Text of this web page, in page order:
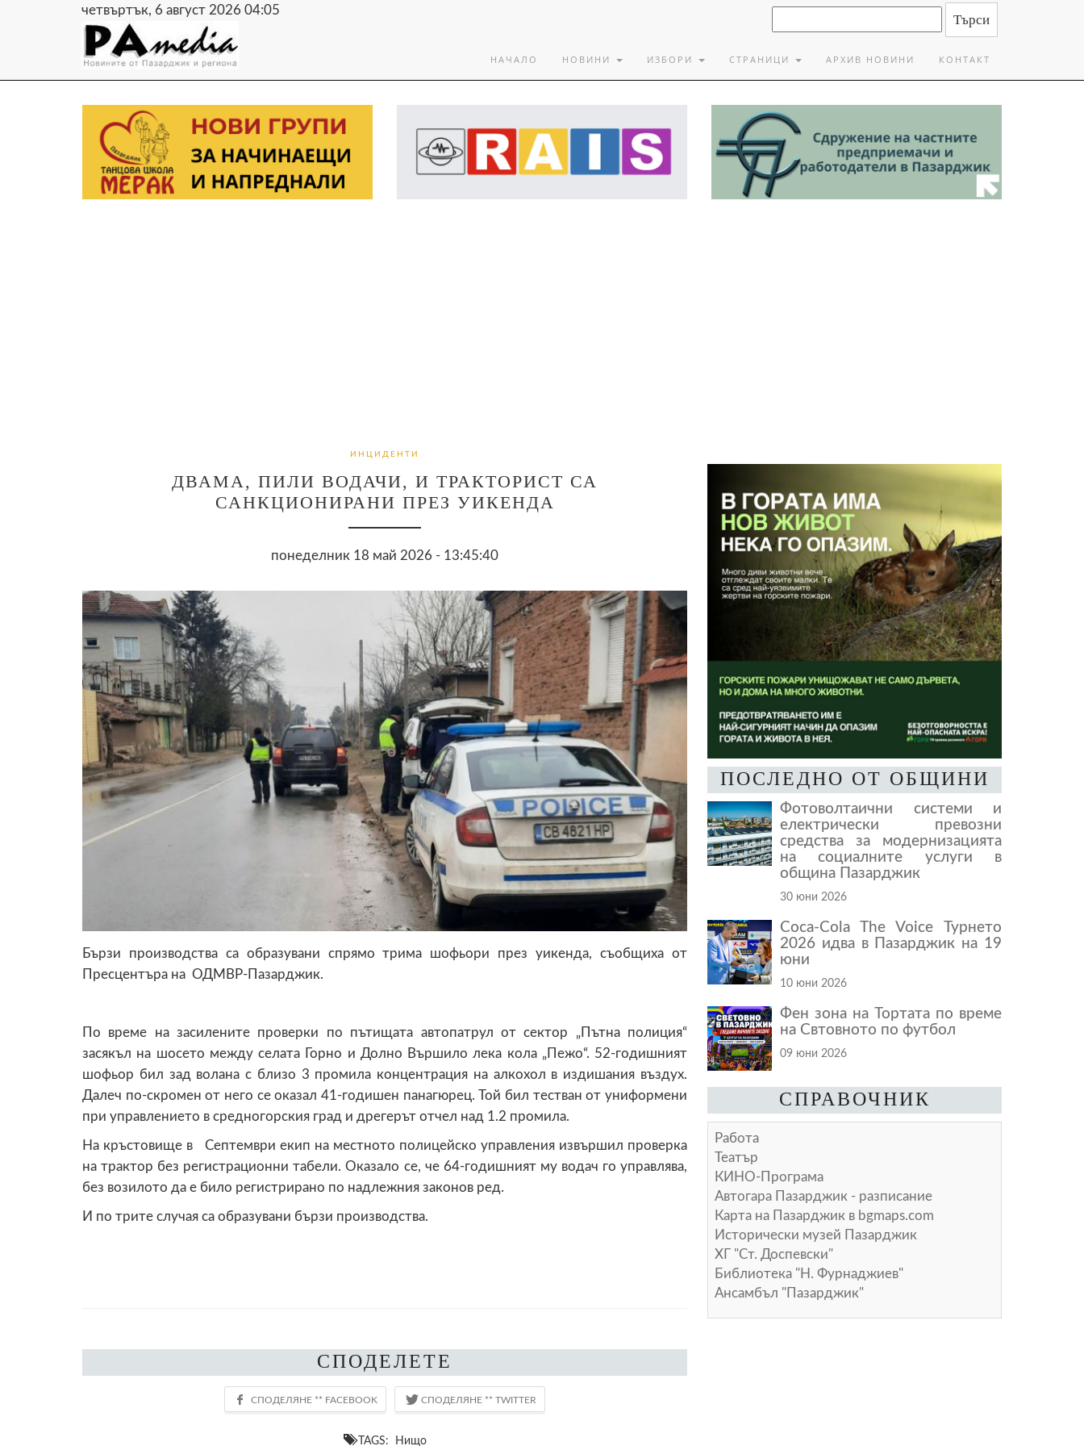
четвъртък, 6 август 2026 04:05
НАЧАЛО НОВИНИ ИЗБОРИ СТРАНИЦИ АРХИВ НОВИНИ КОНТАКТ
ИНЦИДЕНТИ
ДВАМА, ПИЛИ ВОДАЧИ, И ТРАКТОРИСТ СА
САНКЦИОНИРАНИ ПРЕЗ УИКЕНДА
понеделник 18 май 2026 - 13:45:40
Бързи производства са образувани спрямо трима шофьори през уикенда, съобщиха от
Пресцентъра на ОДМВР-Пазарджик.
По време на засилените проверки по пътищата автопатрул от сектор „Пътна полиция“
засякъл на шосето между селата Горно и Долно Вършило лека кола „Пежо“. 52-годишният
шофьор бил зад волана с близо 3 промила концентрация на алкохол в издишания въздух.
Далеч по-скромен от него се оказал 41-годишен панагюрец. Той бил тестван от униформени
при управлението в средногорския град и дрегерът отчел над 1.2 промила.
На кръстовище в Септември екип на местното полицейско управления извършил проверка
на трактор без регистрационни табели. Оказало се, че 64-годишният му водач го управлява,
без возилото да е било регистрирано по надлежния законов ред.
И по трите случая са образувани бързи производства.
СПОДЕЛЕТЕ
TAGS: Нищо
ПОСЛЕДНО ОТ ОБЩИНИ
Фотоволтаични системи и
електрически превозни
средства за модернизацията
на социалните услуги в
община Пазарджик
30 юни 2026
Coca-Cola The Voice Турнето
2026 идва в Пазарджик на 19
юни
10 юни 2026
Фен зона на Тортата по време
на Свтовното по футбол
09 юни 2026
СПРАВОЧНИК
Работа
Театър
КИНО-Програма
Автогара Пазарджик - разписание
Карта на Пазарджик в bgmaps.com
Исторически музей Пазарджик
ХГ "Ст. Доспевски"
Библиотека "Н. Фурнаджиев"
Ансамбъл "Пазарджик"